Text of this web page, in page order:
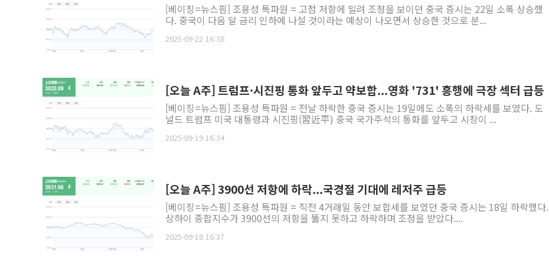
[베이징=뉴스핌] 조용성 특파원 = 고점 저항에 밀려 조정을 보이던 중국 증시는 22일 소폭 상승했
다. 중국이 다음 달 금리 인하에 나설 것이라는 예상이 나오면서 상승한 것으로 분...
2025-09-22 16:38
[오늘 A주] 트럼프·시진핑 통화 앞두고 약보합...영화 '731' 흥행에 극장 섹터 급등
[베이징=뉴스핌] 조용성 특파원 = 전날 하락한 중국 증시는 19일에도 소폭의 하락세를 보였다. 도
널드 트럼프 미국 대통령과 시진핑(習近平) 중국 국가주석의 통화를 앞두고 시장이 ...
2025-09-19 16:34
[오늘 A주] 3900선 저항에 하락...국경절 기대에 레저주 급등
[베이징=뉴스핌] 조용성 특파원 = 직전 4거래일 동안 보합세를 보였던 중국 증시는 18일 하락했다.
상하이 종합지수가 3900선의 저항을 뚫지 못하고 하락하며 조정을 받았다....
2025-09-18 16:37